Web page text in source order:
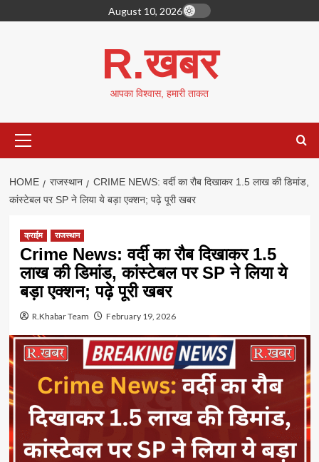
to
August 10, 2026
R.खबर
आपका विश्वास, हमारी ताकत
Menu
HOME राजस्थान
CRIME NEWS: वर्दी का रौब दिखाकर 1.5 लाख की डिमांड,
कांस्टेबल पर SP ने लिया ये बड़ा एक्शन; पढ़े पूरी खबर
क्राईम राजस्थान
Crime News: वर्दी का रौब दिखाकर 1.5
लाख की डिमांड, कांस्टेबल पर SP ने लिया ये
बड़ा एक्शन; पढ़े पूरी खबर
R.Khabar Team February 19, 2026